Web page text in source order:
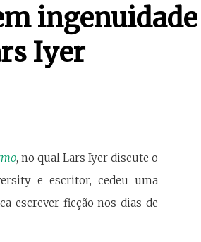
Iyer
, no qual Lars Iyer discute o
e escritor, cedeu uma
escrever ficção nos dias de